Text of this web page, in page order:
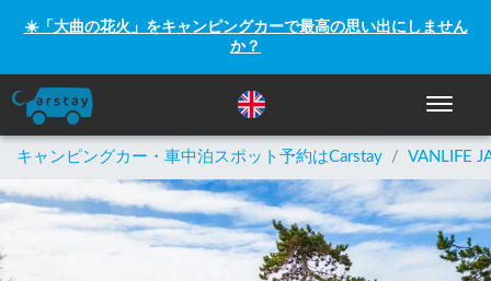
☀️「大曲の花火」をキャンピングカーで最高の思い出にしません
か？
ナビゲ
キャンピングカー・車中泊スポット予約はCarstay / VANLIFE